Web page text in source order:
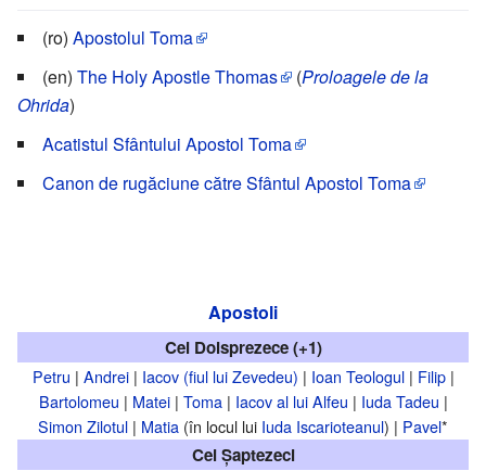
(ro) Apostolul Toma
(en) The Holy Apostle Thomas (Proloagele de la
Ohrida)
Acatistul Sfântului Apostol Toma
Canon de rugăciune către Sfântul Apostol Toma
Apostoli
Cei Doisprezece (+1)
Petru | Andrei| Iacov (fiul lui Zevedeu) | Ioan Teologul| Filip|
Bartolomeu | Matei| Toma| Iacov al lui Alfeu | Iuda Tadeu |
Simon Zilotul | Matia (în locul lui Iuda Iscarioteanul) | Pavel*
Cei Șaptezeci